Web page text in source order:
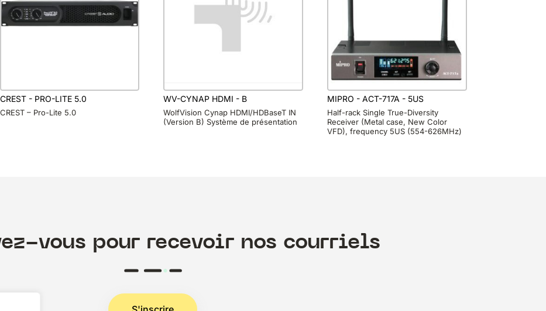
CREST - PRO-LITE 5.0
CREST – Pro-Lite 5.0
WV-CYNAP HDMI - B
WolfVision Cynap HDMI/HDBaseT IN
(Version B) Système de présentation
MIPRO - ACT-717A - 5US
Half-rack Single True-Diversity
Receiver (Metal case, New Color
VFD), frequency 5US (554-626MHz)
vous pour recevoir nos courriels